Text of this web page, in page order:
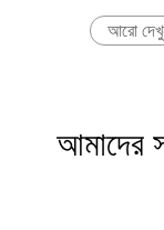
আরো
আমাদের